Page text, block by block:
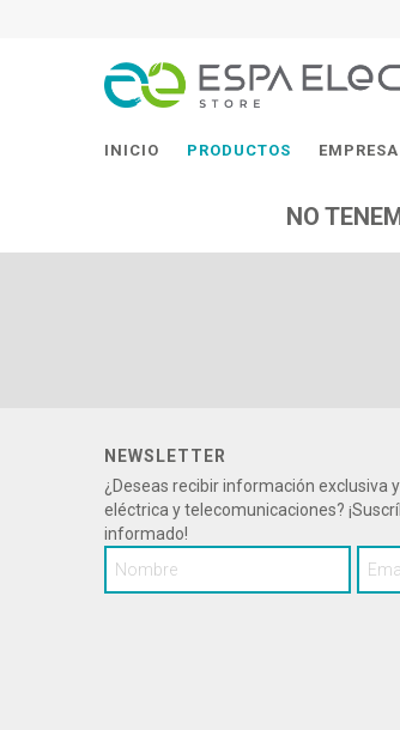
INICIO PRODUCTOS EMPRESA
NO
NEWSLETTER
¿Deseas recibir información exclusiva
eléctrica y telecomunicaciones?
informado!